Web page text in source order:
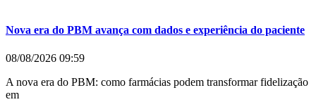
Nova era do PBM avança com dados e experiência do paciente
08/08/2026 09:59
A nova era do PBM: como farmácias podem transformar fidelização
em